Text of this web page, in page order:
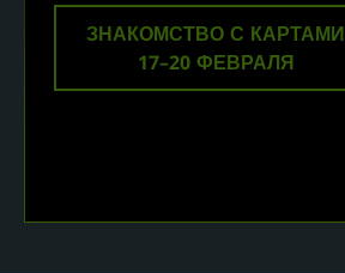
ЗНАКОМСТВО С КАРТАМИ
17–20 ФЕВРАЛЯ